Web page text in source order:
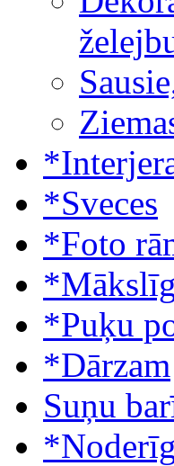
*Sveces
*Foto
*Puķu
*Dārzam
Suņu